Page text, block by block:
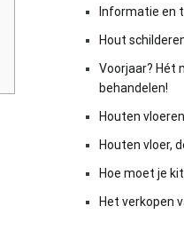
Informatie en
Hout
Voorjaar? Hét
behandelen!
Houten
Houten vloer,
Hoe moet je
Het verkopen